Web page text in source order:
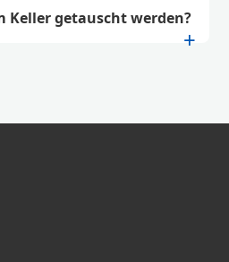
Keller getauscht werden?